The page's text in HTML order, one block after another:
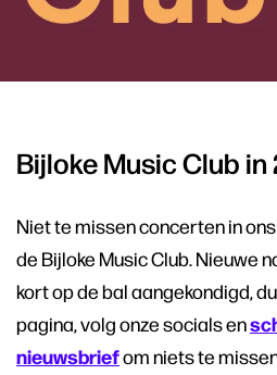
Bijloke Music Club in
Niet te missen concerten in
de Bijloke Music Club. Nieuwe
kort op de bal aangekondigd,
pagina, volg onze socials en
nieuwsbriefom niets te